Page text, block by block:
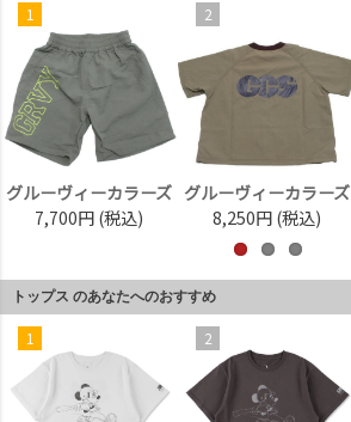
1
グルーヴィーカラーズ
7,700円 (税込)
2
グルーヴィーカラーズ
8,250円 (税込)
トップス のあなたへのおすすめ
1 2